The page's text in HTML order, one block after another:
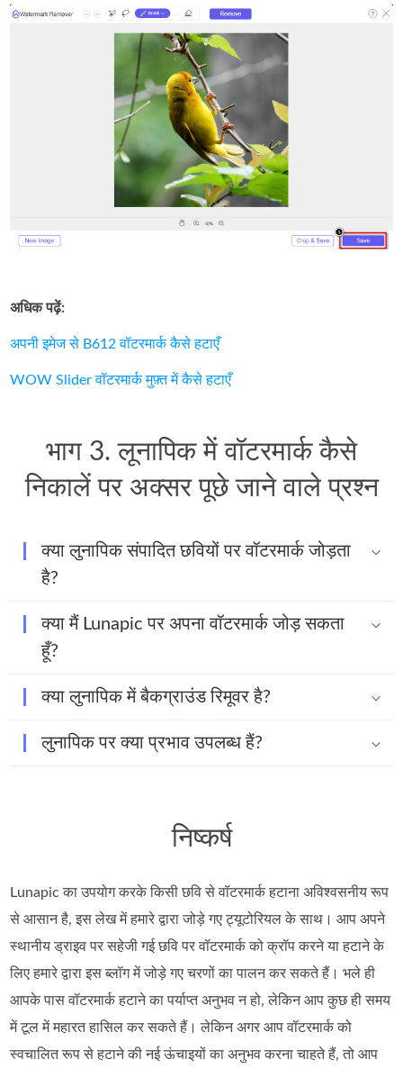
अधिक पढ़ें:
अपनी इमेज से B612 वॉटरमार्क कैसे हटाएँ
WOW Slider वॉटरमार्क मुफ़्त में कैसे हटाएँ
भाग 3. लूनापिक में वॉटरमार्क कैसे
निकालें पर अक्सर पूछे जाने वाले प्रश्न
क्या लुनापिक संपादित छवियों पर वॉटरमार्क जोड़ता
है?
क्या मैं Lunapic पर अपना वॉटरमार्क जोड़ सकता
हूँ?
क्या लुनापिक में बैकग्राउंड रिमूवर है?
लुनापिक पर क्या प्रभाव उपलब्ध हैं?
निष्कर्ष
Lunapic का उपयोग करके किसी छवि से वॉटरमार्क हटाना अविश्वसनीय रूप
से आसान है, इस लेख में हमारे द्वारा जोड़े गए ट्यूटोरियल के साथ। आप अपने
स्थानीय ड्राइव पर सहेजी गई छवि पर वॉटरमार्क को क्रॉप करने या हटाने के
लिए हमारे द्वारा इस ब्लॉग में जोड़े गए चरणों का पालन कर सकते हैं। भले ही
आपके पास वॉटरमार्क हटाने का पर्याप्त अनुभव न हो, लेकिन आप कुछ ही समय
में टूल में महारत हासिल कर सकते हैं। लेकिन अगर आप वॉटरमार्क को
स्वचालित रूप से हटाने की नई ऊंचाइयों का अनुभव करना चाहते हैं, तो आप